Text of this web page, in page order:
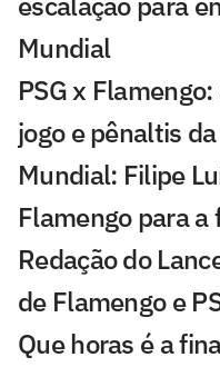
Mundial
PSG x
jogo e pênaltis
Mundial: Filipe
Flamengo para a
Redação do
de Flamengo e
Que horas é a